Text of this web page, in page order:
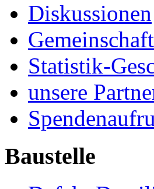
Diskussionen
Statistik-
unsere
Baustelle